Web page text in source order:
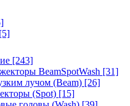
[5]
[243]
BeamSpotWash [31]
лучом (Beam) [26]
(Spot) [15]